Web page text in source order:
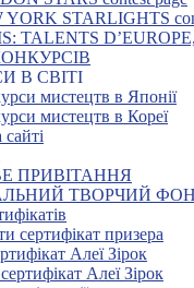
YORK STARLIGHTS
TALENTS
В СВІТІ
мистецтв в Японії
мистецтв в Кореї
ПРИВІТАННЯ
ТВОРЧИЙ
сертифікат призера
Алеї Зірок
Алеї Зірок